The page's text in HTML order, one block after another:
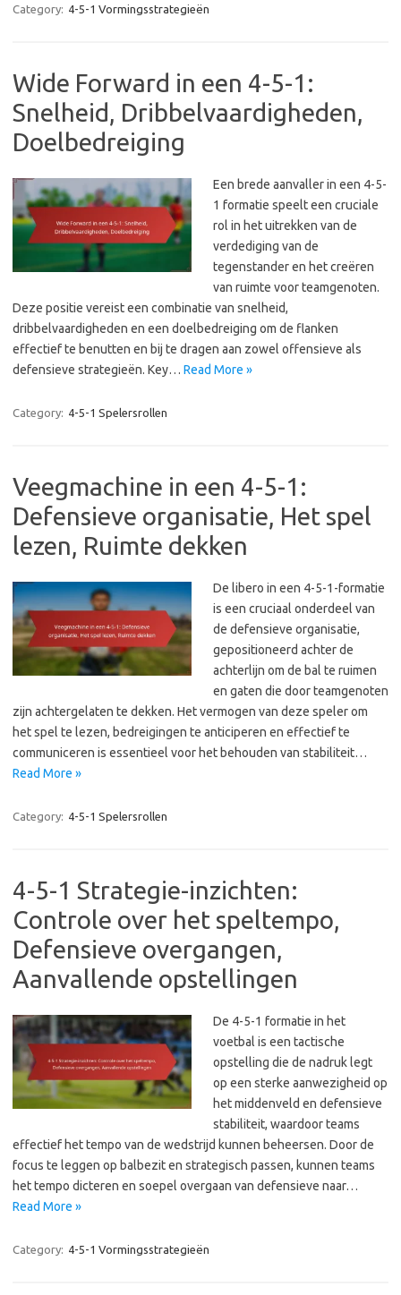
Category: 4-5-1 Vormingsstrategieën
Wide Forward in een 4-5-1:
Snelheid, Dribbelvaardigheden,
Doelbedreiging
Een brede aanvaller in een 4-5-
1 formatie speelt een cruciale
rol in het uitrekken van de
verdediging van de
tegenstander en het creëren
van ruimte voor teamgenoten.
Deze positie vereist een combinatie van snelheid,
dribbelvaardigheden en een doelbedreiging om de flanken
effectief te benutten en bij te dragen aan zowel offensieve als
defensieve strategieën. Key… Read More »
Category: 4-5-1 Spelersrollen
Veegmachine in een 4-5-1:
Defensieve organisatie, Het spel
lezen, Ruimte dekken
De libero in een 4-5-1-formatie
is een cruciaal onderdeel van
de defensieve organisatie,
gepositioneerd achter de
achterlijn om de bal te ruimen
en gaten die door teamgenoten
zijn achtergelaten te dekken. Het vermogen van deze speler om
het spel te lezen, bedreigingen te anticiperen en effectief te
communiceren is essentieel voor het behouden van stabiliteit…
Read More »
Category: 4-5-1 Spelersrollen
4-5-1 Strategie-inzichten:
Controle over het speltempo,
Defensieve overgangen,
Aanvallende opstellingen
De 4-5-1 formatie in het
voetbal is een tactische
opstelling die de nadruk legt
op een sterke aanwezigheid op
het middenveld en defensieve
stabiliteit, waardoor teams
effectief het tempo van de wedstrijd kunnen beheersen. Door de
focus te leggen op balbezit en strategisch passen, kunnen teams
het tempo dicteren en soepel overgaan van defensieve naar…
Read More »
Category: 4-5-1 Vormingsstrategieën